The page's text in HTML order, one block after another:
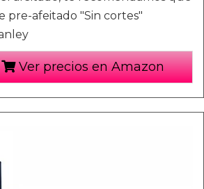
pre-afeitado "Sin cortes"
Ver precios en Amazon